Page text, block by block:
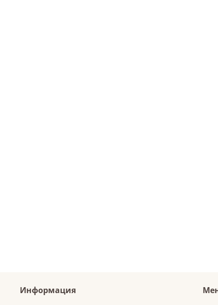
Информация